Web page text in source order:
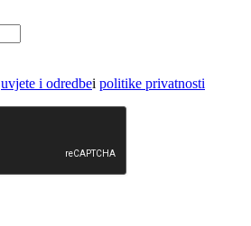
uvjete i odredbei politike privatnosti